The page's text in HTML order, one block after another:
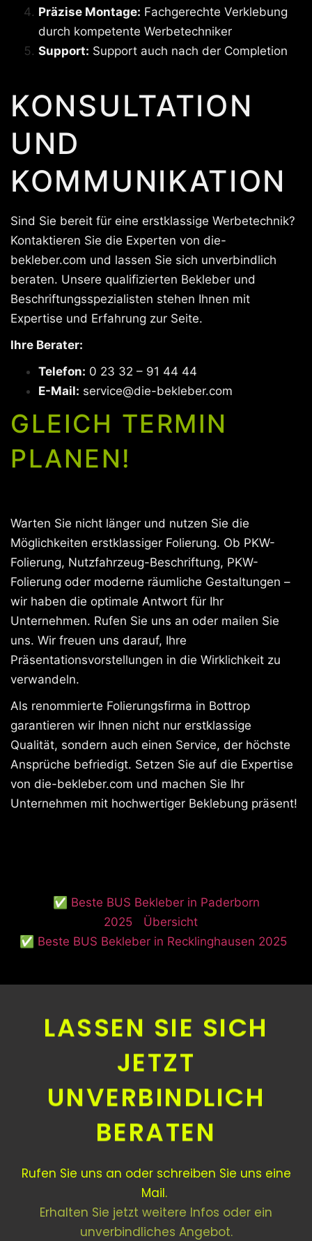
Präzise Montage: Fachgerechte Verklebung
durch kompetente Werbetechniker
Support: Support auch nach der Completion
KONSULTATION
UND
KOMMUNIKATION
Sind Sie bereit für eine erstklassige Werbetechnik?
Kontaktieren Sie die Experten von die-
bekleber.com und lassen Sie sich unverbindlich
beraten. Unsere qualifizierten Bekleber und
Beschriftungsspezialisten stehen Ihnen mit
Expertise und Erfahrung zur Seite.
Ihre Berater:
Telefon: 0 23 32 – 91 44 44
E-Mail: service@die-bekleber.com
GLEICH TERMIN
PLANEN!
Warten Sie nicht länger und nutzen Sie die
Möglichkeiten erstklassiger Folierung. Ob PKW-
Folierung, Nutzfahrzeug-Beschriftung, PKW-
Folierung oder moderne räumliche Gestaltungen –
wir haben die optimale Antwort für Ihr
Unternehmen. Rufen Sie uns an oder mailen Sie
uns. Wir freuen uns darauf, Ihre
Präsentationsvorstellungen in die Wirklichkeit zu
verwandeln.
Als renommierte Folierungsfirma in Bottrop
garantieren wir Ihnen nicht nur erstklassige
Qualität, sondern auch einen Service, der höchste
Ansprüche befriedigt. Setzen Sie auf die Expertise
von die-bekleber.com und machen Sie Ihr
Unternehmen mit hochwertiger Beklebung präsent!
✅ Beste BUS Bekleber in Paderborn
2025
Übersicht
✅ Beste BUS Bekleber in Recklinghausen 2025
LASSEN SIE SICH
JETZT
UNVERBINDLICH
BERATEN
Rufen Sie uns an oder schreiben Sie uns eine
Mail.
Erhalten Sie jetzt weitere Infos oder ein
unverbindliches Angebot.